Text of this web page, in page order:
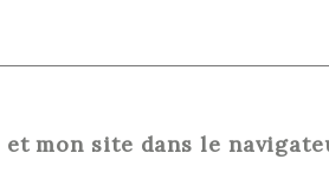
mon site dans le